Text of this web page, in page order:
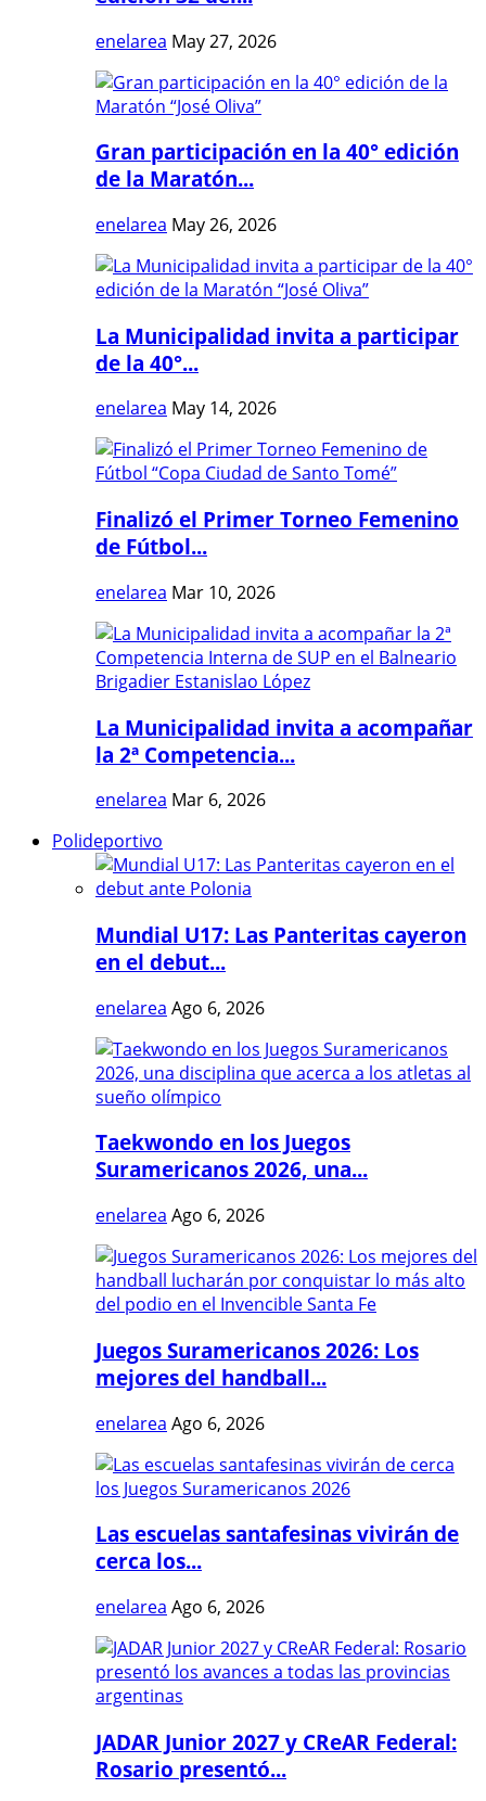
enelarea May 27, 2026
Gran participación en la 40° edición
de la Maratón...
enelarea May 26, 2026
La Municipalidad invita a participar
de la 40°...
enelarea May 14, 2026
Finalizó el Primer Torneo Femenino
de Fútbol...
enelarea Mar 10, 2026
La Municipalidad invita a acompañar
la 2ª Competencia...
enelarea Mar 6, 2026
Polideportivo
Mundial U17: Las Panteritas cayeron
en el debut...
enelarea Ago 6, 2026
Taekwondo en los Juegos
Suramericanos 2026, una...
enelarea Ago 6, 2026
Juegos Suramericanos 2026: Los
mejores del handball...
enelarea Ago 6, 2026
Las escuelas santafesinas vivirán de
cerca los...
enelarea Ago 6, 2026
JADAR Junior 2027 y CReAR Federal:
Rosario presentó...